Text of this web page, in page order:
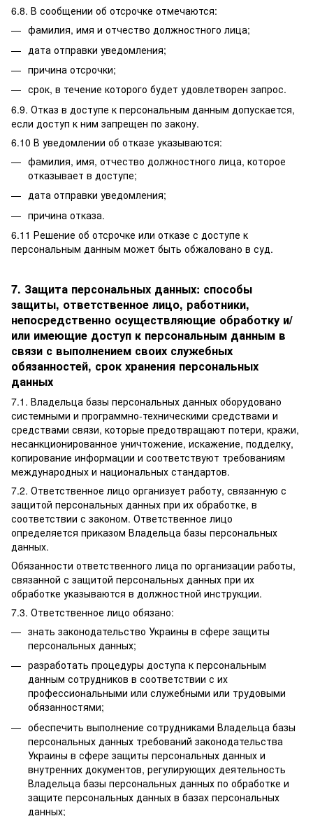
6.8. В сообщении об отсрочке отмечаются:
фамилия, имя и отчество должностного лица;
дата отправки уведомления;
причина отсрочки;
срок, в течение которого будет удовлетворен запрос.
6.9. Отказ в доступе к персональным данным допускается,
если доступ к ним запрещен по закону.
6.10 В уведомлении об отказе указываются:
фамилия, имя, отчество должностного лица, которое
отказывает в доступе;
дата отправки уведомления;
причина отказа.
6.11 Решение об отсрочке или отказе с доступе к
персональным данным может быть обжаловано в суд.
7. Защита персональных данных: способы
защиты, ответственное лицо, работники,
непосредственно осуществляющие обработку и/
или имеющие доступ к персональным данным в
связи с выполнением своих служебных
обязанностей, срок хранения персональных
данных
7.1. Владельца базы персональных данных оборудовано
системными и программно-техническими средствами и
средствами связи, которые предотвращают потери, кражи,
несанкционированное уничтожение, искажение, подделку,
копирование информации и соответствуют требованиям
международных и национальных стандартов.
7.2. Ответственное лицо организует работу, связанную с
защитой персональных данных при их обработке, в
соответствии с законом. Ответственное лицо
определяется приказом Владельца базы персональных
данных.
Обязанности ответственного лица по организации работы,
связанной с защитой персональных данных при их
обработке указываются в должностной инструкции.
7.3. Ответственное лицо обязано:
знать законодательство Украины в сфере защиты
персональных данных;
разработать процедуры доступа к персональным
данным сотрудников в соответствии с их
профессиональными или служебными или трудовыми
обязанностями;
обеспечить выполнение сотрудниками Владельца базы
персональных данных требований законодательства
Украины в сфере защиты персональных данных и
внутренних документов, регулирующих деятельность
Владельца базы персональных данных по обработке и
защите персональных данных в базах персональных
данных;